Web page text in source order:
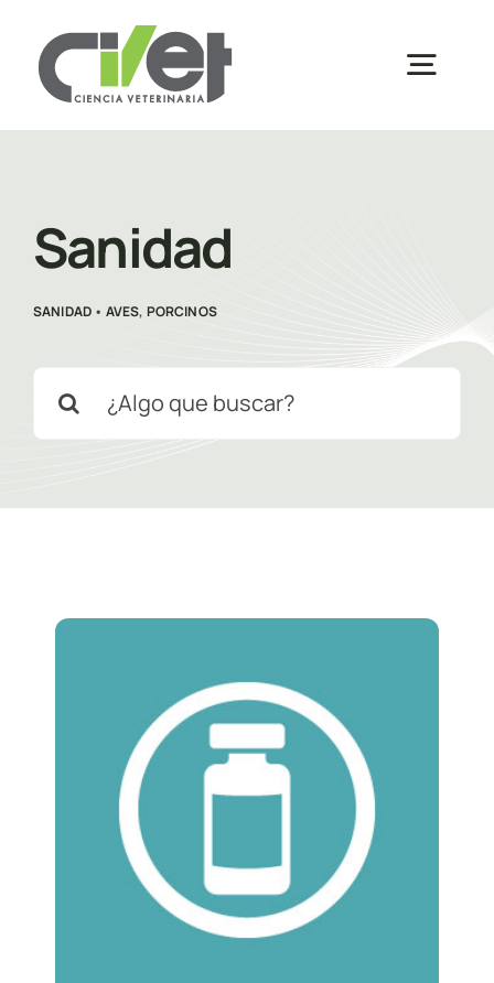
contenido
Sobre Nosotros
Productos
Inscripciones
Sanidad
SANIDAD • AVES, PORCINOS